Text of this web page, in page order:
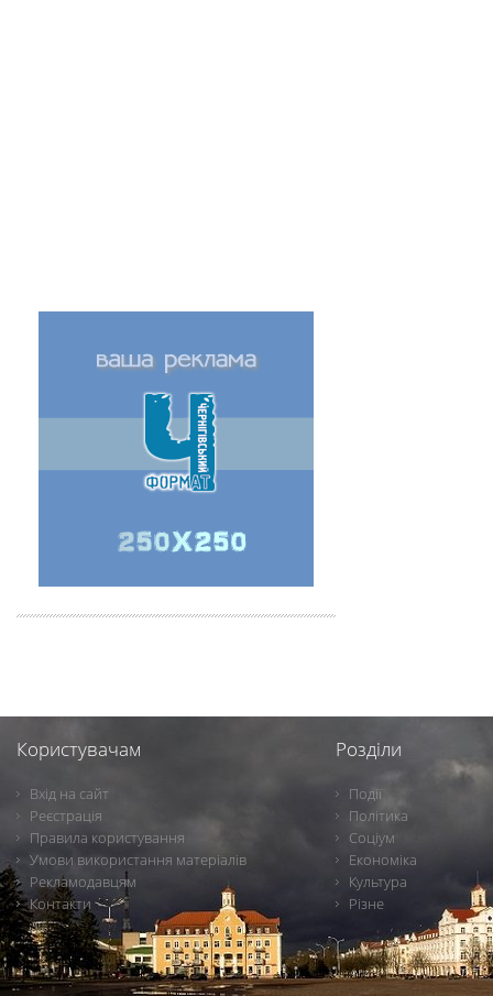
Користувачам
Вхід на сайт
Реєстрація
Правила користування
Умови використання матеріалів
Рекламодавцям
Контакти
Розділи
Події
Політика
Соціум
Економіка
Культура
Різне